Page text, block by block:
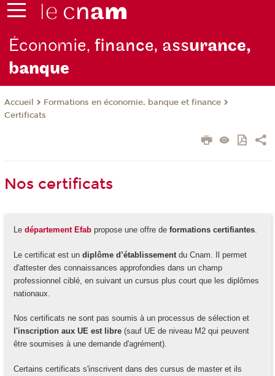
Économie,finance, assurance,
banque
Accueil
Formations en économie, banque et finance
Certificats
Nos certificats
Le département Efabpropose une offre de formations certifiantes.
Le certificat est un diplôme d’établissementdu Cnam. Il permet
d'attester des connaissances approfondies dans un champ
professionnel ciblé, en suivant un cursus plus court que les diplômes
nationaux.
Nos certificats ne sont pas soumis à un processus de sélection et
l'inscription aux UE est libre(sauf UE de niveau M2 qui peuvent
être soumises à une demande d'agrément).
Certains certificats s'inscrivent dans des cursus de master et ils